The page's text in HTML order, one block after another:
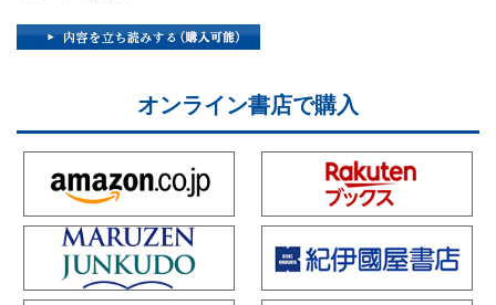
オンライン書店で購入